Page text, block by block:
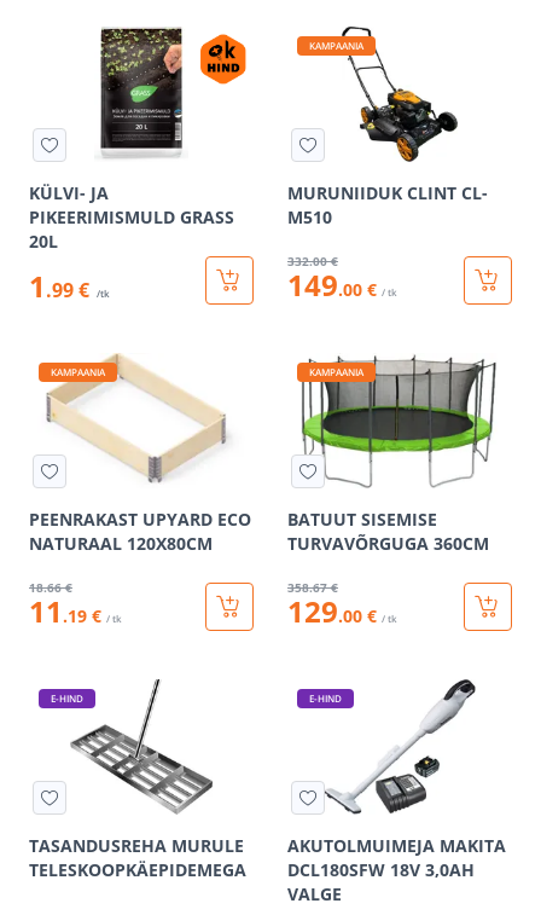
KÜLVI- JA
PIKEERIMISMULD GRASS
20L
1 .99 € /tk
KAMPAANIA
MURUNIIDUK CLINT CL-
M510
332.00 €
149.00 € / tk
KAMPAANIA
PEENRAKAST UPYARD ECO
NATURAAL 120X80CM
18.66 €
11 .19 € / tk
KAMPAANIA
BATUUT SISEMISE
TURVAVÕRGUGA 360CM
358.67 €
129.00 € / tk
E-HIND
TASANDUSREHA MURULE
TELESKOOPKÄEPIDEMEGA
E-HIND
AKUTOLMUIMEJA MAKITA
DCL180SFW 18V 3,0AH
VALGE